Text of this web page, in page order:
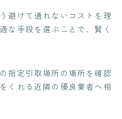
避けて通れないコストを理
な手段を選ぶことで、賢く
指定引取場所の場所を確認
くれる近隣の優良業者へ相